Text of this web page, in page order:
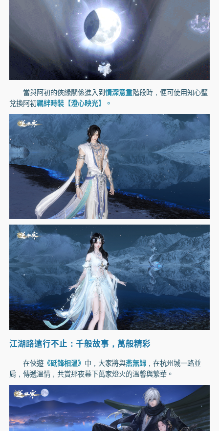
當與阿初的俠緣關係進入到情深意重階段時，便可使用知心璧
兌換阿初羈絆時裝【澄心映光】。
江湖路遠行不止：千般故事，萬般精彩
在俠遊《砥鋒相溫》 中，大家將與燕無歸，在杭州城一路並
肩，傳遞溫情，共賞那夜幕下萬家燈火的溫馨與繁華。